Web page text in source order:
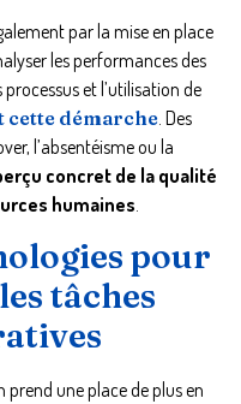
par la mise en place
les performances des
et l’utilisation de
cette démarche. Des
l’absentéisme ou la
concret de la qualité
humaines.
pour
tâches
une place de plus en